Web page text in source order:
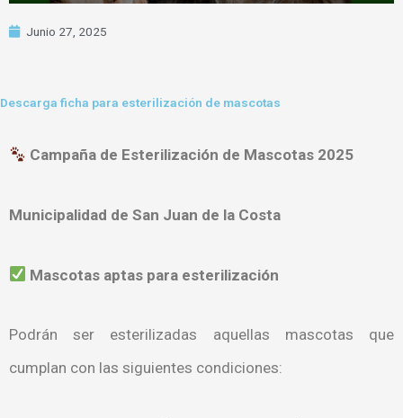
Junio 27, 2025
Descarga ficha para esterilización de mascotas
Campaña de Esterilización de Mascotas 2025
Municipalidad de San Juan de la Costa
Mascotas aptas para esterilización
Podrán ser esterilizadas aquellas mascotas que
cumplan con las siguientes condiciones: